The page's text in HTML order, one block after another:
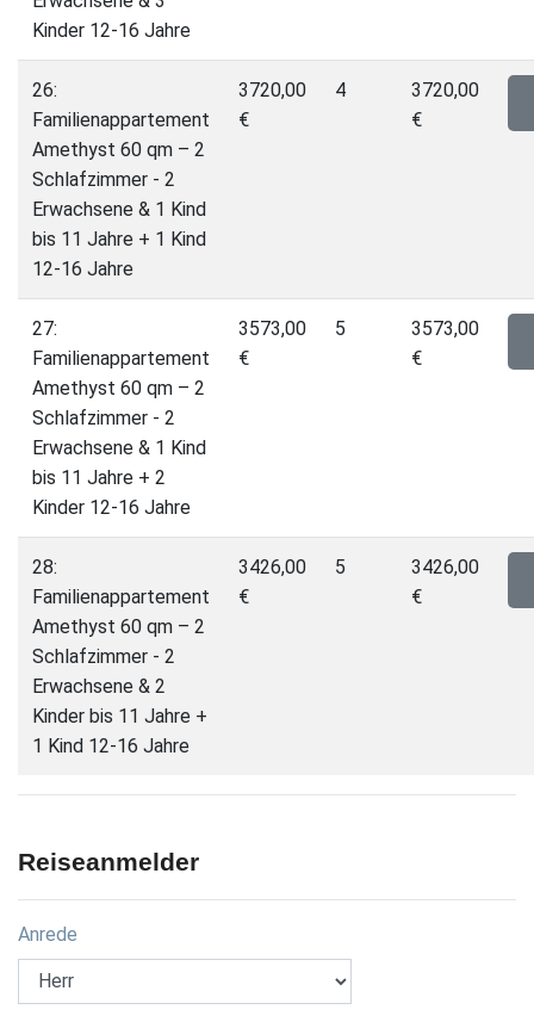
Kinder 12-16 Jahre
26:
Familienappartement
Amethyst 60 qm – 2
Schlafzimmer - 2
Erwachsene & 1 Kind
bis 11 Jahre + 1 Kind
12-16 Jahre
3720,00
€
4
3720,00
€
27:
Familienappartement
Amethyst 60 qm – 2
Schlafzimmer - 2
Erwachsene & 1 Kind
bis 11 Jahre + 2
Kinder 12-16 Jahre
3573,00
€
5
3573,00
€
28:
Familienappartement
Amethyst 60 qm – 2
Schlafzimmer - 2
Erwachsene & 2
Kinder bis 11 Jahre +
1 Kind 12-16 Jahre
3426,00
€
5
3426,00
€
Reiseanmelder
Anrede